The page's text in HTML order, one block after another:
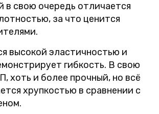
в свою очередь отличается
за что ценится
высокой эластичностью и
гибкость. В свою
хоть и более прочный, но всё
хрупкостью в сравнении с